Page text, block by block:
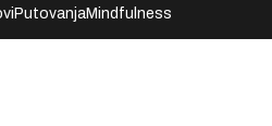
PutovanjaMindfulness